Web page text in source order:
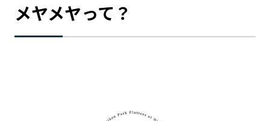
「人」から探す
メヤメヤって？